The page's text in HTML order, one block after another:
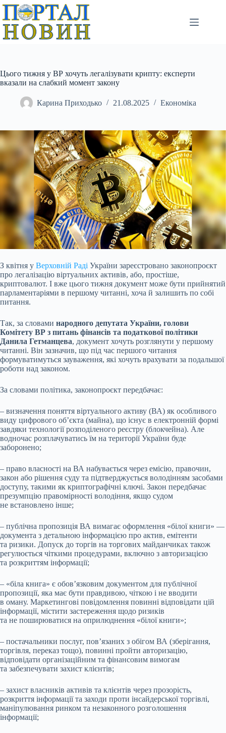
Перейти
вмісту
Цього тижня у ВР хочуть легалізувати крипту: експерти
вказали на слабкий момент закону
Карина Приходько 21.08.2025 Економіка
З квітня у Верховній Раді України зареєстровано законопроєкт
про легалізацію віртуальних активів, або, простіше,
криптовалют. І вже цього тижня документ може бути прийнятий
парламентаріями в першому читанні, хоча й залишить по собі
питання.
Так, за словами народного депутата України, голови
Комітету ВР з питань фінансів та податкової політики
Данила Гетманцева, документ хочуть розглянути у першому
читанні. Він зазначив, що під час першого читання
формуватимуться зауваження, які хочуть врахувати за подальшої
роботи над законом.
За словами політика, законопроєкт передбачає:
– визначення поняття віртуального активу (ВА) як особливого
виду цифрового об’єкта (майна), що існує в електронній формі
завдяки технології розподіленого реєстру (блокчейна). Але
водночас розплачуватись їм на території України буде
заборонено;
– право власності на ВА набувається через емісію, правочин,
закон або рішення суду та підтверджується володінням засобами
доступу, такими як криптографічні ключі. Закон передбачає
презумпцію правомірності володіння, якщо судом
не встановлено інше;
– публічна пропозиція ВА вимагає оформлення «білої книги» —
документа з детальною інформацією про актив, емітенти
та ризики. Допуск до торгів на торгових майданчиках також
регулюється чіткими процедурами, включно з авторизацією
та розкриттям інформації;
– «біла книга» є обов’язковим документом для публічної
пропозиції, яка має бути правдивою, чіткою і не вводити
в оману. Маркетингові повідомлення повинні відповідати цій
інформації, містити застереження щодо ризиків
та не поширюватися на оприлюднення «білої книги»;
– постачальники послуг, пов’язаних з обігом ВА (зберігання,
торгівля, переказ тощо), повинні пройти авторизацію,
відповідати організаційним та фінансовим вимогам
та забезпечувати захист клієнтів;
– захист власників активів та клієнтів через прозорість,
розкриття інформації та заходи проти інсайдерської торгівлі,
маніпулювання ринком та незаконного розголошення
інформації;